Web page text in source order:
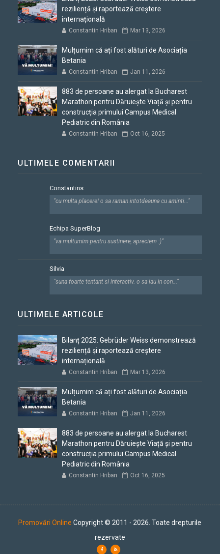
reziliență și raportează creștere
internațională
Constantin Hriban Mar 13, 2026
Mulțumim că ați fost alături de Asociația
Betania
Constantin Hriban Jan 11, 2026
883 de persoane au alergat la Bucharest
Marathon pentru Dăruiește Viață și pentru
construcția primului Campus Medical
Pediatric din România
Constantin Hriban Oct 16, 2025
ULTIMELE COMENTARII
Constantins
"cu multa placere! o sa raman intotdeauna cu aminti..."
Echipa SuperBlog
"va multumim pentru sustinere, apreciem :)"
Silvia
"suna foarte tentant si interactiv. o sa iau in con..."
ULTIMELE ARTICOLE
Bilanț 2025: Gebrüder Weiss demonstrează
reziliență și raportează creștere
internațională
Constantin Hriban Mar 13, 2026
Mulțumim că ați fost alături de Asociația
Betania
Constantin Hriban Jan 11, 2026
883 de persoane au alergat la Bucharest
Marathon pentru Dăruiește Viață și pentru
construcția primului Campus Medical
Pediatric din România
Constantin Hriban Oct 16, 2025
Promovări Online Copyright © 2011 - 2026. Toate drepturile
rezervate